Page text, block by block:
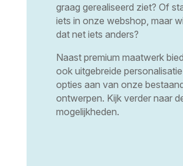
graag gerealiseerd ziet? Of
iets in onze webshop, maar
dat net iets anders?
Naast premium maatwerk
ook uitgebreide
opties aan van onze
ontwerpen. Kijk verder naar
mogelijkheden.